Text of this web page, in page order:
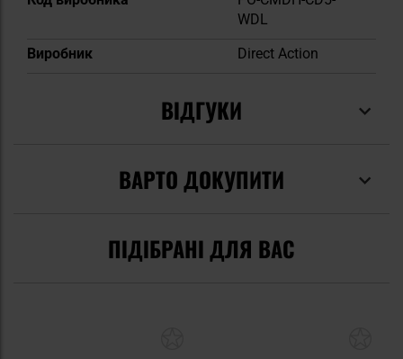
WDL
Виробник
Direct Action
ВІДГУКИ
ВАРТО ДОКУПИТИ
ПІДІБРАНІ ДЛЯ ВАС